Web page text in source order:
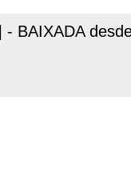
- BAIXADA